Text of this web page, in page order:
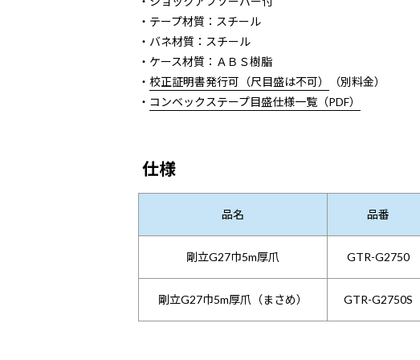
・テープ材質：スチール
・バネ材質：スチール
・ケース材質：ＡＢＳ樹脂
・ 校正証明書発行可（尺目盛は不可）
（別料金）
・ コンベックステープ目盛仕様一覧（PDF）
仕様
品名 品番
剛立G27巾5m厚爪 GTR-G2750
剛立G27巾5m厚爪（まさめ） GTR-G2750S